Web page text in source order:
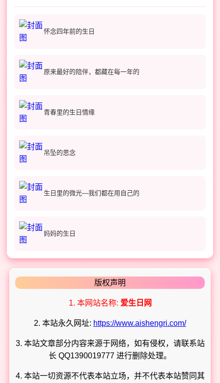
怀念四年前的生日
原来最好的陪伴，都藏在每一年的
青春里的生日情缘
吊坠的思念
生日里的微光—我们都在用自己的
妈妈的生日
版权声明
1. 本网站名称: 爱生日网
2. 本站永久网址: https://www.aishengri.com/
3. 本站文章部分内容来源于网络，如有侵权，请联系站
长 QQ1390019777 进行删除处理。
4. 本站一切资源不代表本站立场，并不代表本站赞同其